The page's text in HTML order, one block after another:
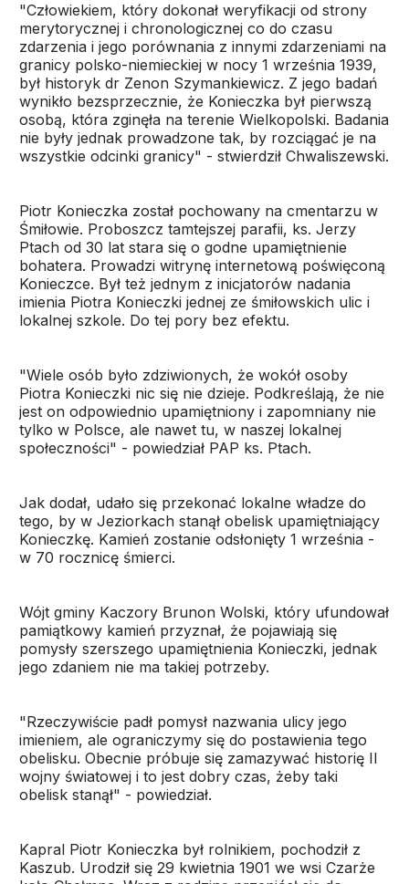
"Człowiekiem, który dokonał weryfikacji od strony
merytorycznej i chronologicznej co do czasu
zdarzenia i jego porównania z innymi zdarzeniami na
granicy polsko-niemieckiej w nocy 1 września 1939,
był historyk dr Zenon Szymankiewicz. Z jego badań
wynikło bezsprzecznie, że Konieczka był pierwszą
osobą, która zginęła na terenie Wielkopolski. Badania
nie były jednak prowadzone tak, by rozciągać je na
wszystkie odcinki granicy" - stwierdził Chwaliszewski.
Piotr Konieczka został pochowany na cmentarzu w
Śmiłowie. Proboszcz tamtejszej parafii, ks. Jerzy
Ptach od 30 lat stara się o godne upamiętnienie
bohatera. Prowadzi witrynę internetową poświęconą
Konieczce. Był też jednym z inicjatorów nadania
imienia Piotra Konieczki jednej ze śmiłowskich ulic i
lokalnej szkole. Do tej pory bez efektu.
"Wiele osób było zdziwionych, że wokół osoby
Piotra Konieczki nic się nie dzieje. Podkreślają, że nie
jest on odpowiednio upamiętniony i zapomniany nie
tylko w Polsce, ale nawet tu, w naszej lokalnej
społeczności" - powiedział PAP ks. Ptach.
Jak dodał, udało się przekonać lokalne władze do
tego, by w Jeziorkach stanął obelisk upamiętniający
Konieczkę. Kamień zostanie odsłonięty 1 września -
w 70 rocznicę śmierci.
Wójt gminy Kaczory Brunon Wolski, który ufundował
pamiątkowy kamień przyznał, że pojawiają się
pomysły szerszego upamiętnienia Konieczki, jednak
jego zdaniem nie ma takiej potrzeby.
"Rzeczywiście padł pomysł nazwania ulicy jego
imieniem, ale ograniczymy się do postawienia tego
obelisku. Obecnie próbuje się zamazywać historię II
wojny światowej i to jest dobry czas, żeby taki
obelisk stanął" - powiedział.
Kapral Piotr Konieczka był rolnikiem, pochodził z
Kaszub. Urodził się 29 kwietnia 1901 we wsi Czarże